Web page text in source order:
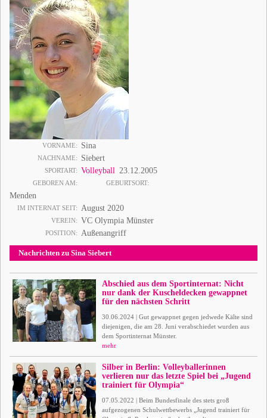
VORNAME Sina
NACHNAME Siebert
SPORTART Volleyball
GEBOREN AM
23.12.2005
GEBURTSORT
Menden
IM INTERNAT SEIT August 2020
VEREIN VC Olympia Münster
POSITION Außenangriff
Nachrichten zu Sina Siebert
Abschied aus dem Sportinternat: Nicht
nur dank der Kuscheldecken gewappnet
für den nächsten Schritt
30.06.2024 | Gut gewappnet gegen jedwede Kälte sind
diejenigen, die am 28. Juni verabschiedet wurden aus
dem Sportinternat Münster.
mehr
Silber in Berlin: Volleyballerinnen
verlieren nur das letzte Spiel bei „Jugend
trainiert für Olympia“
07.05.2022 | Beim Bundesfinale des stets groß
aufgezogenen Schulwettbewerbs „Jugend trainiert für